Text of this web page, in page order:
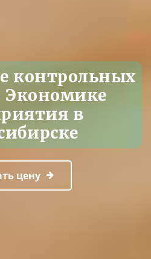
контрольных
Экономике
в
цену